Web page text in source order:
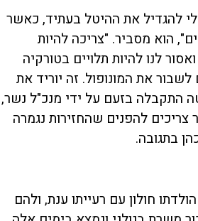
להגדיל את ההיטל בעתיד, כאשר
ל־50 אחוזים", הוא מסביר. "צריכה להיות
לנו להיות תלויים בטורקיה
לשבור את המונופול. זה יוריד את
התקבלה בזעם על ידי מנכ"ל נשר,
להפנים שהחזירות נגמרה
בתגובה.
הולדתו חולון עם רעייתו ענת, ולהם